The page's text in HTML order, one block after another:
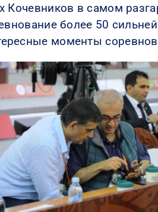
в самом
более 50
моменты